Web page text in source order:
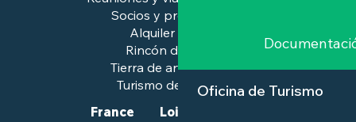
Oficina de Turismo
Socios y profesionales
Alquiler de salas
Rincón de prensa
Tierra de arte e historia
Turismo de calidad™.
France Loire-Atlantique